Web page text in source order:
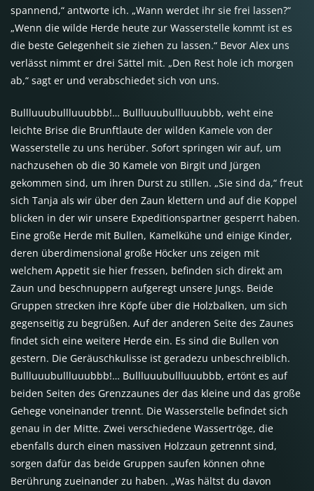
spannend,“ antworte ich. „Wann werdet ihr sie frei lassen?“
„Wenn die wilde Herde heute zur Wasserstelle kommt ist es
die beste Gelegenheit sie ziehen zu lassen.“ Bevor Alex uns
verlässt nimmt er drei Sättel mit. „Den Rest hole ich morgen
ab,“ sagt er und verabschiedet sich von uns.
Bullluuubullluuubbb!… Bullluuubullluuubbb, weht eine
leichte Brise die Brunftlaute der wilden Kamele von der
Wasserstelle zu uns herüber. Sofort springen wir auf, um
nachzusehen ob die 30 Kamele von Birgit und Jürgen
gekommen sind, um ihren Durst zu stillen. „Sie sind da,“ freut
sich Tanja als wir über den Zaun klettern und auf die Koppel
blicken in der wir unsere Expeditionspartner gesperrt haben.
Eine große Herde mit Bullen, Kamelkühe und einige Kinder,
deren überdimensional große Höcker uns zeigen mit
welchem Appetit sie hier fressen, befinden sich direkt am
Zaun und beschnuppern aufgeregt unsere Jungs. Beide
Gruppen strecken ihre Köpfe über die Holzbalken, um sich
gegenseitig zu begrüßen. Auf der anderen Seite des Zaunes
findet sich eine weitere Herde ein. Es sind die Bullen von
gestern. Die Geräuschkulisse ist geradezu unbeschreiblich.
Bullluuubullluuubbb!… Bullluuubullluuubbb, ertönt es auf
beiden Seiten des Grenzzaunes der das kleine und das große
Gehege voneinander trennt. Die Wasserstelle befindet sich
genau in der Mitte. Zwei verschiedene Wassertröge, die
ebenfalls durch einen massiven Holzzaun getrennt sind,
sorgen dafür das beide Gruppen saufen können ohne
Berührung zueinander zu haben. „Was hältst du davon